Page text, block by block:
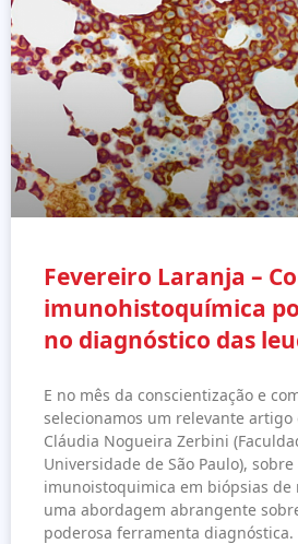
Fevereiro Laranja –
imunohistoquímica
no diagnóstico das
E no mês da conscientização e
selecionamos um relevante artigo
Cláudia Nogueira Zerbini
Universidade de São Paulo),
imunoistoquimica em biópsias de
uma abordagem abrangente
poderosa ferramenta diagnóstica.